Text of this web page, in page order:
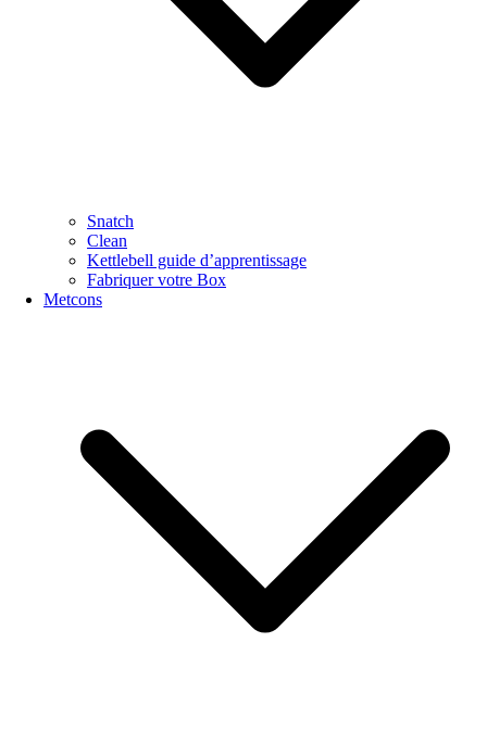
Snatch
Clean
Kettlebell guide d’apprentissage
Fabriquer votre Box
Metcons